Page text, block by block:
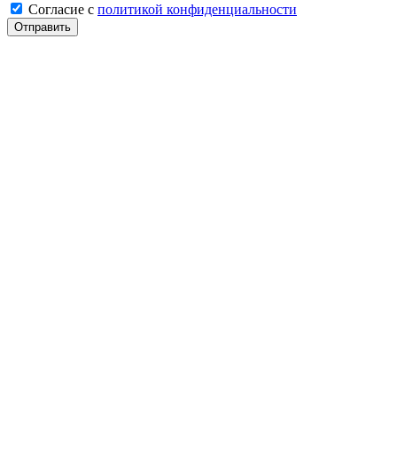
Cогласие с политикой конфиденциальности
Отправить